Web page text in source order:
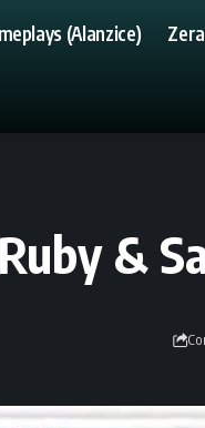
(Alanzice)
&